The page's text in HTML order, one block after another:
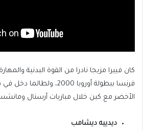
كان فييرا مزيجا نادرا من القوة البدنية
فرنسا ببطولة أوروبا
الأخضر مع كين خلال مباريات أرسنال
ديدييه ديشامب